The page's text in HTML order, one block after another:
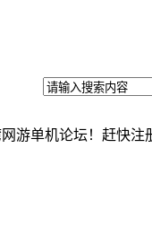
游单机论坛！赶快注